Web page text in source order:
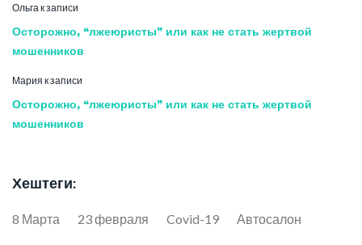
Ольга к записи
Осторожно, “лжеюристы” или как не стать жертвой
мошенников
Мария к записи
Осторожно, “лжеюристы” или как не стать жертвой
мошенников
Хештеги:
8 Марта 23 февраля Covid-19 Автосалон